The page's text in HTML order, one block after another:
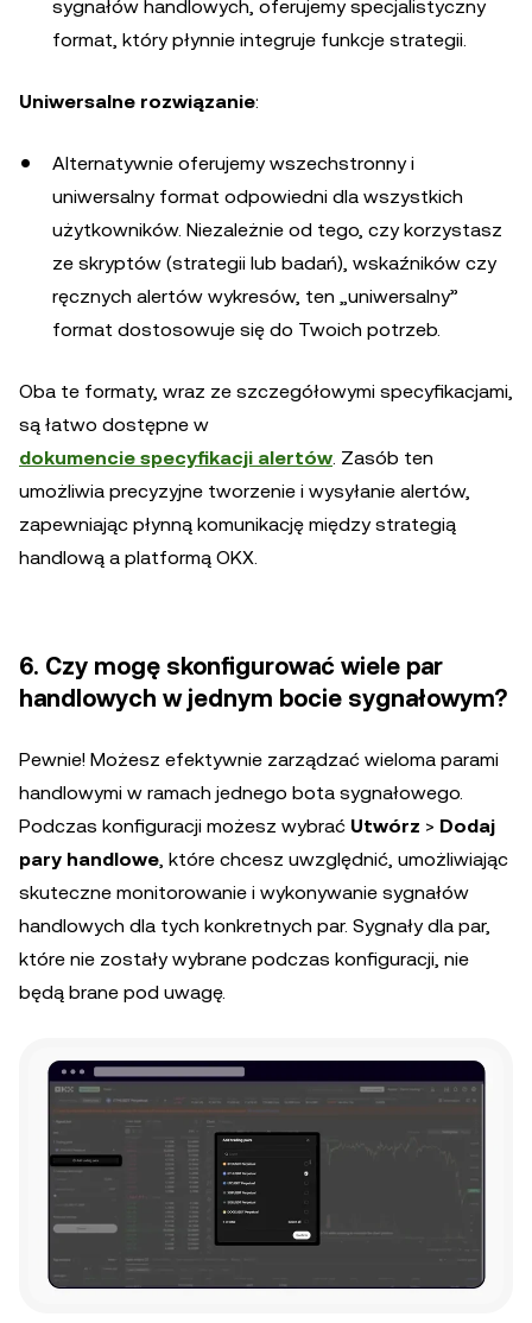
sygnałów handlowych, oferujemy specjalistyczny
format, który płynnie integruje funkcje strategii.
Uniwersalne rozwiązanie:
Alternatywnie oferujemy wszechstronny i
uniwersalny format odpowiedni dla wszystkich
użytkowników. Niezależnie od tego, czy korzystasz
ze skryptów (strategii lub badań), wskaźników czy
ręcznych alertów wykresów, ten „uniwersalny”
format dostosowuje się do Twoich potrzeb.
Oba te formaty, wraz ze szczegółowymi specyfikacjami,
są łatwo dostępne w
dokumencie specyfikacji alertów. Zasób ten
umożliwia precyzyjne tworzenie i wysyłanie alertów,
zapewniając płynną komunikację między strategią
handlową a platformą OKX.
6. Czy mogę skonfigurować wiele par
handlowych w jednym bocie sygnałowym?
Pewnie! Możesz efektywnie zarządzać wieloma parami
handlowymi w ramach jednego bota sygnałowego.
Podczas konfiguracji możesz wybrać Utwórz > Dodaj
pary handlowe, które chcesz uwzględnić, umożliwiając
skuteczne monitorowanie i wykonywanie sygnałów
handlowych dla tych konkretnych par. Sygnały dla par,
które nie zostały wybrane podczas konfiguracji, nie
będą brane pod uwagę.